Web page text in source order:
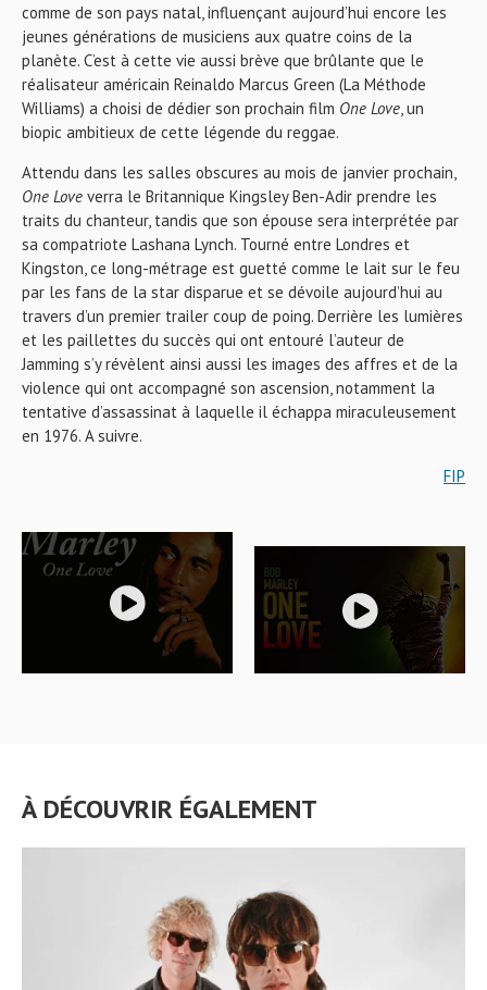
comme de son pays natal, influençant aujourd’hui encore les
jeunes générations de musiciens aux quatre coins de la
planète. C’est à cette vie aussi brève que brûlante que le
réalisateur américain Reinaldo Marcus Green (La Méthode
Williams) a choisi de dédier son prochain film One Love, un
biopic ambitieux de cette légende du reggae.
Attendu dans les salles obscures au mois de janvier prochain,
One Love verra le Britannique Kingsley Ben-Adir prendre les
traits du chanteur, tandis que son épouse sera interprétée par
sa compatriote Lashana Lynch. Tourné entre Londres et
Kingston, ce long-métrage est guetté comme le lait sur le feu
par les fans de la star disparue et se dévoile aujourd’hui au
travers d’un premier trailer coup de poing. Derrière les lumières
et les paillettes du succès qui ont entouré l’auteur de
Jamming s’y révèlent ainsi aussi les images des affres et de la
violence qui ont accompagné son ascension, notamment la
tentative d’assassinat à laquelle il échappa miraculeusement
en 1976. A suivre.
FIP
À DÉCOUVRIR ÉGALEMENT